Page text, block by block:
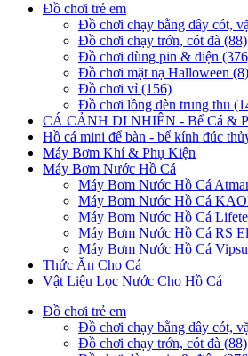
Đồ chơi trẻ em
Đồ chơi chạy bằng dây cót,
Đồ chơi chạy trớn, cót đà (88)
Đồ chơi dùng pin & điện
Đồ chơi mặt nạ Halloween (8)
Đồ chơi vỉ (156)
Đồ chơi lồng đèn trung thu
CÁ CẢNH DI NHIÊN - Bể Cá &
Hồ cá mini để bàn - bể kính đúc
Máy Bơm Khí & Phụ Kiện
Máy Bơm Nước Hồ Cá
Máy Bơm Nước Hồ Cá
Máy Bơm Nước Hồ Cá
Máy Bơm Nước Hồ Cá
Máy Bơm Nước Hồ Cá RS
Máy Bơm Nước Hồ Cá
Thức Ăn Cho Cá
Vật Liệu Lọc Nước Cho Hồ Cá
Đồ chơi trẻ em
Đồ chơi chạy bằng dây cót,
Đồ chơi chạy trớn, cót đà (88)